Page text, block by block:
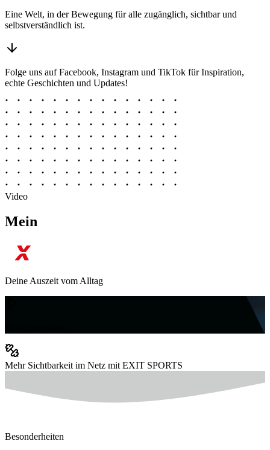
Eine Welt, in der Bewegung für alle zugänglich, sichtbar und
selbstverständlich ist.
Folge uns auf Facebook, Instagram und TikTok für Inspiration,
echte Geschichten und Updates!
Video
Mein
Deine Auszeit vom Alltag
Mehr Sichtbarkeit im Netz mit EXIT SPORTS
Besonderheiten